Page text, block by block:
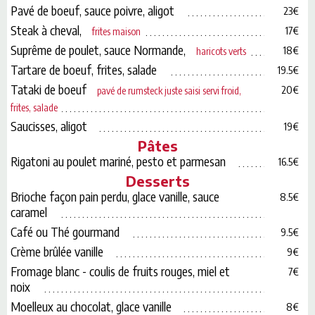
23€
Pavé de boeuf, sauce poivre, aligot
17€
Steak à cheval, frites maison
18€
Suprême de poulet, sauce Normande, haricots verts
19.5€
Tartare de boeuf, frites, salade
20€
Tataki de boeuf
pavé de rumsteck juste saisi servi froid,
frites, salade
19€
Saucisses, aligot
Pâtes
16.5€
Rigatoni au poulet mariné, pesto et parmesan
Desserts
8.5€
Brioche façon pain perdu, glace vanille, sauce
caramel
9.5€
Café ou Thé gourmand
9€
Crème brûlée vanille
7€
Fromage blanc - coulis de fruits rouges, miel et
noix
8€
Moelleux au chocolat, glace vanille